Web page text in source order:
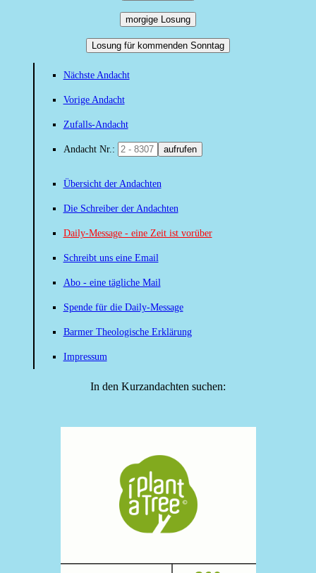
morgige Losung
Losung für kommenden Sonntag
Nächste Andacht
Vorige Andacht
Zufalls-Andacht
Andacht Nr.: aufrufen
Übersicht der Andachten
Die Schreiber der Andachten
Daily-Message - eine Zeit ist vorüber
Schreibt uns eine Email
Abo - eine tägliche Mail
Spende für die Daily-Message
Barmer Theologische Erklärung
Impressum
In den Kurzandachten suchen: